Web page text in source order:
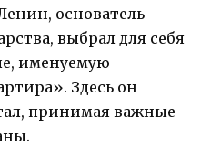
основатель
выбрал для себя
именуемую
Здесь он
принимая важные